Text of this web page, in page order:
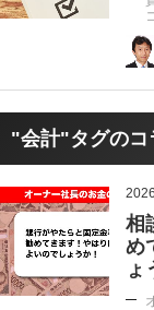
"会計"タグのコ
相
め
ょ